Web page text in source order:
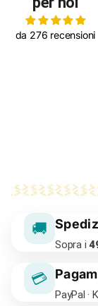
da 276 recensioni
🚚
Sopra i
💳
PayPal ·